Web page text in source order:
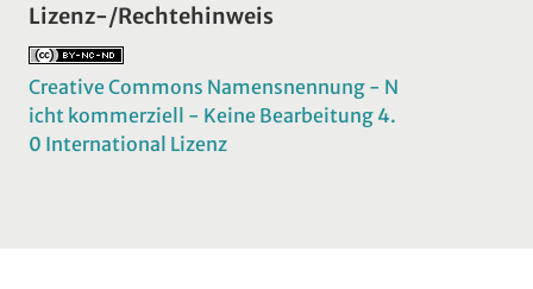
Lizenz-/Rechtehinweis
Creative Commons Namensnennung - N
icht kommerziell - Keine Bearbeitung 4.
0 International Lizenz